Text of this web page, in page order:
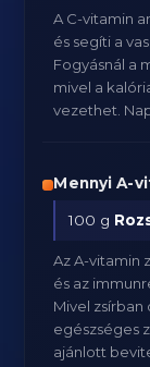
A C-vitamin
és segíti a
Fogyásnál a
mivel a
vezethet.
Mennyi A-
100 g
Az A-vitamin
és az
Mivel
egészséges
ajánlott